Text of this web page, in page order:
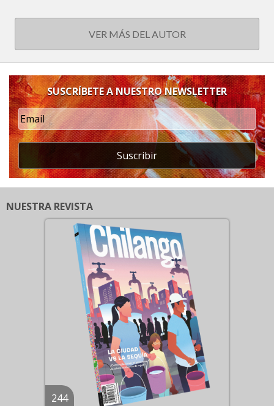
VER MÁS DEL AUTOR
SUSCRÍBETE A NUESTRO NEWSLETTER
Suscribir
NUESTRA REVISTA
244